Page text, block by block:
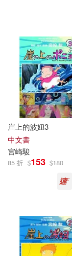
崖上的波妞3
中文書
宮崎駿
85 折 $153 $180